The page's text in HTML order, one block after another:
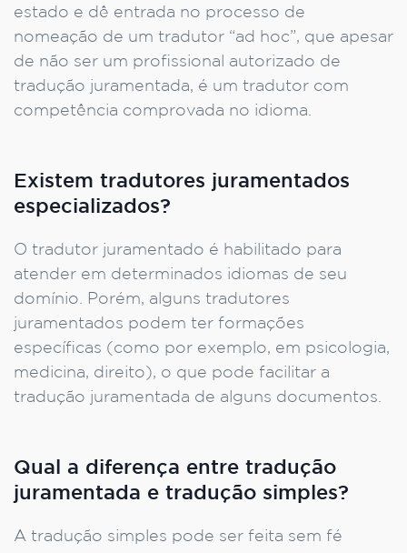
estado e dê entrada no processo de
nomeação de um tradutor “ad hoc”, que apesar
de não ser um profissional autorizado de
tradução juramentada, é um tradutor com
competência comprovada no idioma.
Existem tradutores juramentados
especializados?
O tradutor juramentado é habilitado para
atender em determinados idiomas de seu
domínio. Porém, alguns tradutores
juramentados podem ter formações
específicas (como por exemplo, em psicologia,
medicina, direito), o que pode facilitar a
tradução juramentada de alguns documentos.
Qual a diferença entre tradução
juramentada e tradução simples?
A tradução simples pode ser feita sem fé